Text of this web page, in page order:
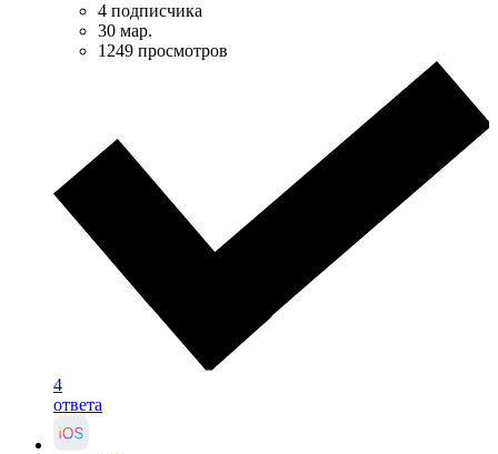
4 подписчика
30 мар.
1249 просмотров
4
ответа